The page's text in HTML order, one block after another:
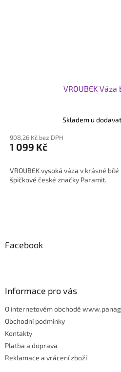
VROUBEK
Skladem u
908,26 Kč bez DPH
1 099 Kč
VROUBEK vysoká váza v krásné
špičkové české značky Paramit.
p
aFacebook
Informace pro vás
O internetovém obchodě
Obchodní podmínky
Kontakty
Platba a doprava
Reklamace a vrácení zboží